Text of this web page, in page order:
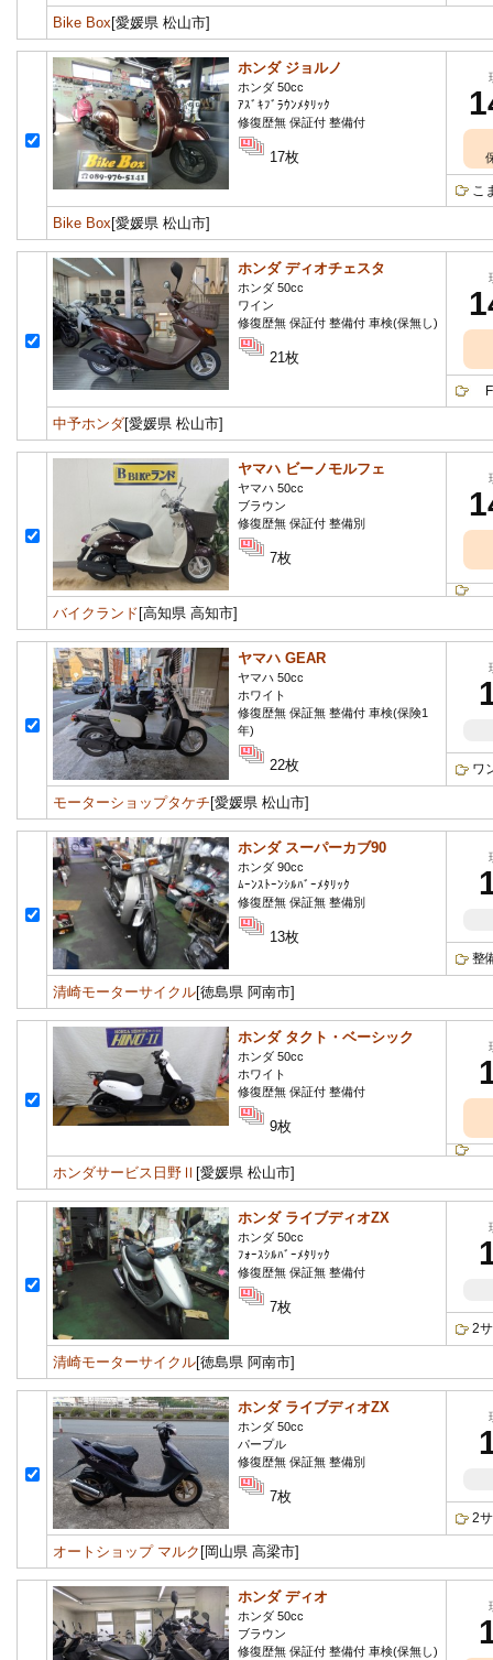
Bike Box[愛媛県 松山市]
ホンダ ジョルノ
ホンダ 50cc
ｱｽﾞｷﾌﾞﾗｳﾝﾒﾀﾘｯｸ
修復歴無 保証付 整備付
17枚
こ
Bike Box[愛媛県 松山市]
ホンダ ディオチェスタ
ホンダ 50cc
ワイン
修復歴無 保証付 整備付 車検(保無し)
21枚
中予ホンダ[愛媛県 松山市]
ヤマハ ビーノモルフェ
ヤマハ 50cc
ブラウン
修復歴無 保証付 整備別
7枚
バイクランド [高知県 高知市]
ヤマハ GEAR
ヤマハ 50cc
ホワイト
修復歴無 保証無 整備付 車検(保険1
年)
22枚 ワ
モーターショップタケチ [愛媛県 松山市]
ホンダ スーパーカブ90
ホンダ 90cc
ﾑｰﾝｽﾄｰﾝｼﾙﾊﾞｰﾒﾀﾘｯｸ
修復歴無 保証無 整備別
13枚
整
清崎モーターサイクル[徳島県 阿南市]
ホンダ タクト・ベーシック
ホンダ 50cc
ホワイト
修復歴無 保証付 整備付
9枚
ホンダサービス日野Ⅱ [愛媛県 松山市]
ホンダ ライブディオZX
ホンダ 50cc
ﾌｫｰｽｼﾙﾊﾞｰﾒﾀﾘｯｸ
修復歴無 保証無 整備付
7枚
2
清崎モーターサイクル[徳島県 阿南市]
ホンダ ライブディオZX
ホンダ 50cc
パープル
修復歴無 保証無 整備別
7枚
2
オートショップ マルク [岡山県 高梁市]
ホンダ ディオ
ホンダ 50cc
ブラウン
修復歴無 保証付 整備付 車検(保無し)